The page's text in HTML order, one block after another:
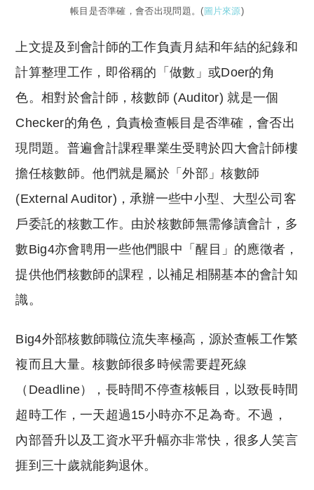
帳目是否準確，會否出現問題。(圖片來源)
上文提及到會計師的工作負責月結和年結的紀錄和
計算整理工作，即俗稱的「做數」或Doer的角
色。相對於會計師，核數師 (Auditor) 就是一個
Checker的角色，負責檢查帳目是否準確，會否出
現問題。普遍會計課程畢業生受聘於四大會計師樓
擔任核數師。他們就是屬於「外部」核數師
(External Auditor)，承辦一些中小型、大型公司客
戶委託的核數工作。由於核數師無需修讀會計，多
數Big4亦會聘用一些他們眼中「醒目」的應徵者，
提供他們核數師的課程，以補足相關基本的會計知
識。
Big4外部核數師職位流失率極高，源於查帳工作繁
複而且大量。核數師很多時候需要趕死線
（Deadline），長時間不停查核帳目，以致長時間
超時工作，一天超過15小時亦不足為奇。不過，
內部晉升以及工資水平升幅亦非常快，很多人笑言
捱到三十歲就能夠退休。